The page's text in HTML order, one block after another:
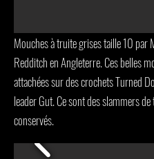
Mouches à truite grises taille 10 par
Redditch en Angleterre. Ces belles
attachées sur des crochets Turned
leader Gut. Ce sont des slammers
conservés.